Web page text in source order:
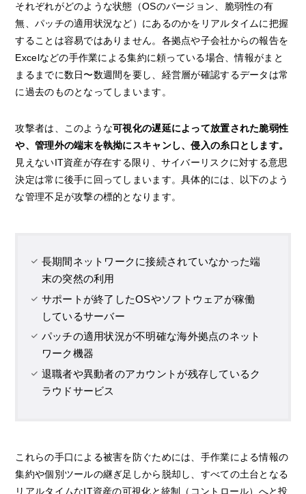
それぞれがどのような状態（OSのバージョン、脆弱性の有
無、パッチの適用状況など）にあるのかをリアルタイムに把握
することは容易ではありません。各拠点や子会社からの報告を
Excelなどの手作業による集約に頼っている場合、情報がまと
まるまでに数日〜数週間を要し、経営層が確認するデータは常
に過去のものとなってしまいます。
攻撃者は、このような可視化の遅延によって放置された脆弱性
や、管理外の端末を執拗にスキャンし、侵入の糸口とします。
見えないIT資産が存在する限り、サイバーリスクに対する意思
決定は常に後手に回ってしまいます。具体的には、以下のよう
な管理不足が攻撃の標的となります。
長期間ネットワークに接続されていなかった端
末の突然の利用
サポートが終了したOSやソフトウェアが稼働
しているサーバー
パッチの適用状況が不明確な海外拠点のネット
ワーク機器
退職者や異動者のアカウントが残存しているク
ラウドサービス
これらの手口による被害を防ぐためには、手作業による情報の
集約や個別ツールの継ぎ足しから脱却し、すべての土台となる
リアルタイムなIT資産の可視化と統制（コントロール）へと投